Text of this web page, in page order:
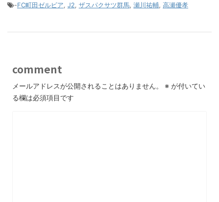
-FC町田ゼルビア, J2, ザスパクサツ群馬, 瀬川祐輔, 高瀬優孝
comment
メールアドレスが公開されることはありません。 ※ が付いてい
る欄は必須項目です